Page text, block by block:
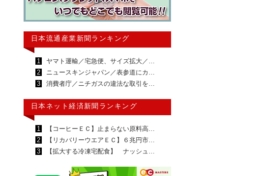
日本流通産業新聞ランキング
1
ヤマト運輸／宅急便、サイズ拡大／…
2
ニュースキンジャパン／表参道にカ…
3
消費者庁／ニチガスの違法な取引を…
日本ネット経済新聞ランキング
1
【コーヒーＥＣ】止まらない原料高…
2
【リカバリーウエアＥＣ】６兆円市…
3
【拡大する冷凍宅配食】 ナッシュ…